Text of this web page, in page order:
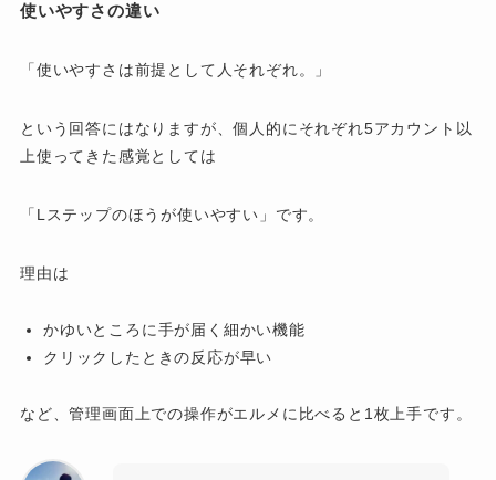
使いやすさの違い
「使いやすさは前提として人それぞれ。」
という回答にはなりますが、個人的にそれぞれ5アカウント以
上使ってきた感覚としては
「Lステップのほうが使いやすい」です。
理由は
かゆいところに手が届く細かい機能
クリックしたときの反応が早い
など、管理画面上での操作がエルメに比べると1枚上手です。